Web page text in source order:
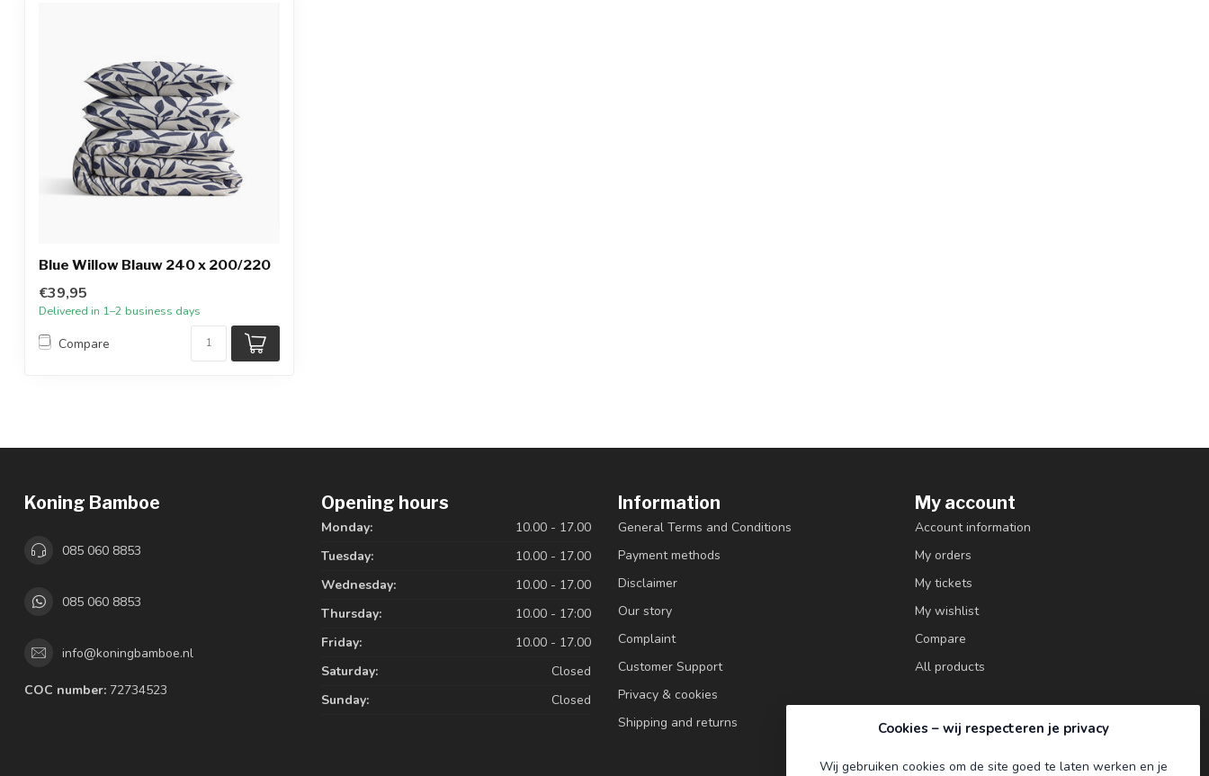
Blue Willow Blauw 240 x 200/220
€39,95
Delivered in 1–2 business days
Compare
Koning Bamboe
085 060 8853
085 060 8853
info@koningbamboe.nl
COC number: 72734523
Opening hours
Monday:
10.00 - 17.00
Tuesday:
10.00 - 17.00
Wednesday:
10.00 - 17.00
Thursday:
10.00 - 17:00
Friday:
10.00 - 17.00
Saturday:
Closed
Sunday:
Closed
Information
General Terms and Conditions
Payment methods
Disclaimer
Our story
Complaint
Customer Support
Privacy & cookies
Shipping and returns
My account
Account information
My orders
My tickets
My wishlist
Compare
All products
Cookies – wij respecteren je privacy
Wij gebruiken cookies om de site goed te laten werken en je